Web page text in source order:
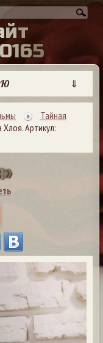
йт
0165
⇓
Тайная
Хлоя. Артикул:
»